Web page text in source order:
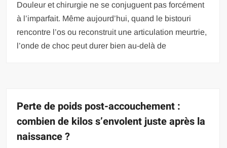
Douleur et chirurgie ne se conjuguent pas forcément
à l’imparfait. Même aujourd’hui, quand le bistouri
rencontre l’os ou reconstruit une articulation meurtrie,
l’onde de choc peut durer bien au-delà de
Perte de poids post-accouchement :
combien de kilos s’envolent juste après la
naissance ?